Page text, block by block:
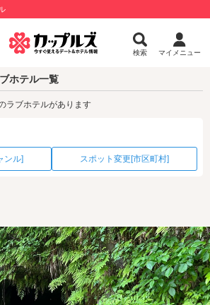
検索 マイメニュー
ホテル一覧
ラブホテルがあります
ンル] スポット変更[市区町村]